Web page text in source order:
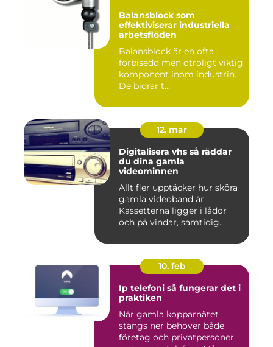
Balansblock som
effektiviserar industriella
arbetsflöden
Balansblock är en ofta
förbisedd men otroligt viktig
komponent inom industrin.
De bidrar t...
12. mar
Digitalisera vhs så räddar
du dina gamla
videominnen
Allt fler upptäcker hur sköra
gamla videoband är.
Kassetterna ligger i lådor
och på vindar, samtidig...
10. feb
Ip telefoni så fungerar det i
praktiken
När gamla kopparnätet
stängs ner behöver både
företag och privatpersoner